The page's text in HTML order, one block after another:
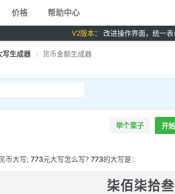
价格 帮助中心
V2版本： 改进操作界面，统一
写生成器 货币金额生成器
举个栗子 开
币大写; 773元大写怎么写? 773的大写是：
柒佰柒拾